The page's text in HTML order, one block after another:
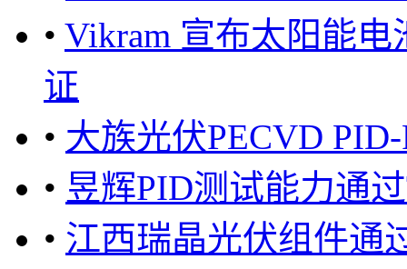
• Vikram 宣布太阳能
证
• 大族光伏PECVD
• 昱辉PID测试能力通
• 江西瑞晶光伏组件通